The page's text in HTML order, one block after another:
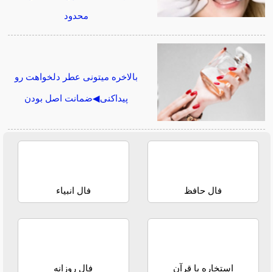
محدود
بالاخره میتونی عطر دلخواهت رو
پیداکنی◀ضمانت اصل بودن
فال حافظ فال انبیاء
استخاره با قرآن فال روزانه